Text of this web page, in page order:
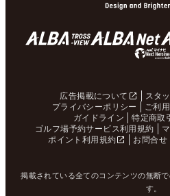
広告掲載について スタ
プライバシーポリシー
ご利
ガイドライン
特定商取
ゴルフ場予約サービス利用規約
ポイント利用規約
お問合せ
掲載されている全てのコンテンツの無断
す。